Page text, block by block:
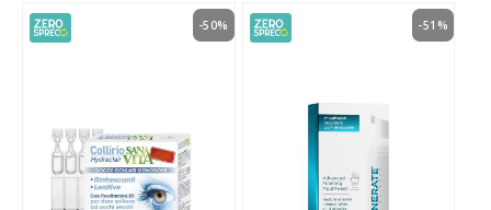
-50% -51%